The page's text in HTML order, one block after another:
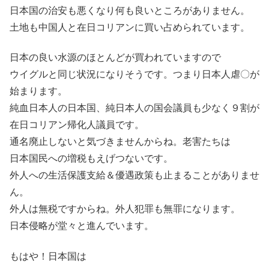
日本国の治安も悪くなり何も良いところがありません。
土地も中国人と在日コリアンに買い占められています。
日本の良い水源のほとんどが買われていますので
ウイグルと同じ状況になりそうです。つまり日本人虐〇が
始まります。
純血日本人の日本国、純日本人の国会議員も少なく９割が
在日コリアン帰化人議員です。
通名廃止しないと気づきませんからね。老害たちは
日本国民への増税もえげつないです。
外人への生活保護支給＆優遇政策も止まることがありませ
ん。
外人は無税ですからね。外人犯罪も無罪になります。
日本侵略が堂々と進んでいます。
もはや！日本国は